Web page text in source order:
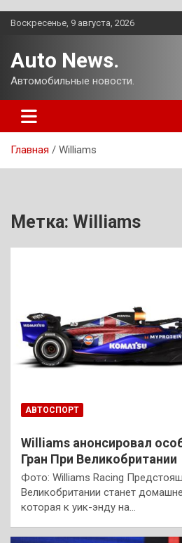
Перейти
Воскресенье, 9 августа, 2026
Auto News.
Автомобильные новости.
Главная Williams
Метка: Williams
АВТОСПОРТ
Williams анонсировал
Гран При Великобритании
Фото: Williams Racing
Великобритании станет
которая к уик-энду на…